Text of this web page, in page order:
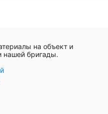
на объект и
нашей бригады.